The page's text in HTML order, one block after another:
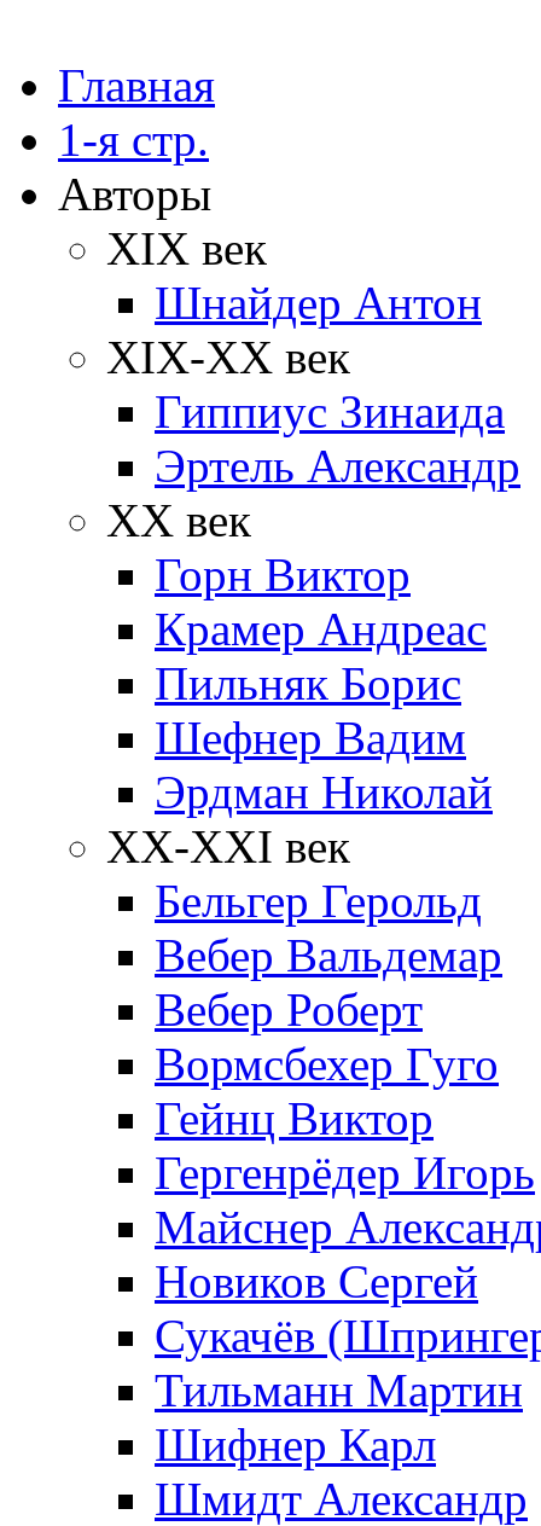
Главная
1-я стр.
Авторы
XIX век
Шнайдер Антон
XIX-XX век
Гиппиус Зинаида
Эртель Александр
XX век
Горн Виктор
Крамер Андреас
Пильняк Борис
Шефнер Вадим
Эрдман Николай
ХХ-XXI век
Бельгер Герольд
Вебер Вальдемар
Вебер Роберт
Вормсбехер Гуго
Гейнц Виктор
Гергенрёдер Игорь
Майснер
Новиков Сергей
Сукачёв
Тильманн Мартин
Шифнер Карл
Шмидт Александр